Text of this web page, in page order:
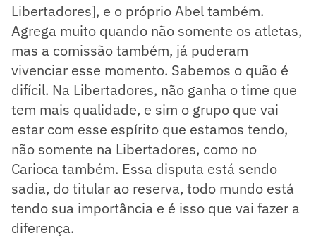
Libertadores], e o próprio Abel também.
Agrega muito quando não somente os atletas,
mas a comissão também, já puderam
vivenciar esse momento. Sabemos o quão é
difícil. Na Libertadores, não ganha o time que
tem mais qualidade, e sim o grupo que vai
estar com esse espírito que estamos tendo,
não somente na Libertadores, como no
Carioca também. Essa disputa está sendo
sadia, do titular ao reserva, todo mundo está
tendo sua importância e é isso que vai fazer a
diferença.